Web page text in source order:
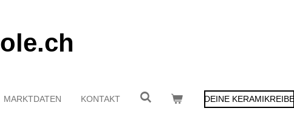
ole.ch
MARKTDATEN KONTAKT DEINE KERAMIKREIBE